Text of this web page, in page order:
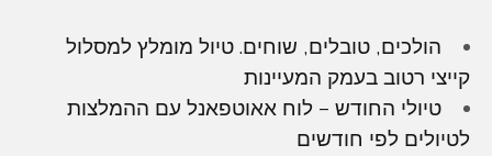
הולכים, טובלים, שוחים. טיול מומלץ למסלול
קייצי רטוב בעמק המעיינות
טיולי החודש – לוח אאוטפאנל עם ההמלצות
לטיולים לפי חודשים